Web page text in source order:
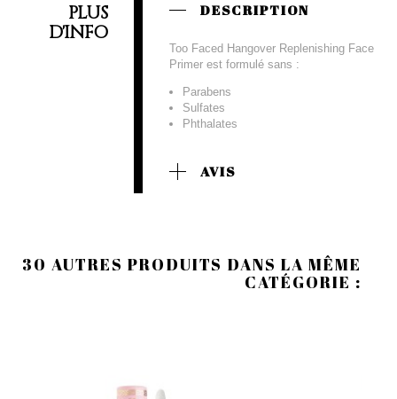
PLUS
D'INFO
DESCRIPTION
Too Faced Hangover Replenishing Face
Primer est formulé sans :
Parabens
Sulfates
Phthalates
AVIS
30 AUTRES PRODUITS DANS LA MÊME
CATÉGORIE :